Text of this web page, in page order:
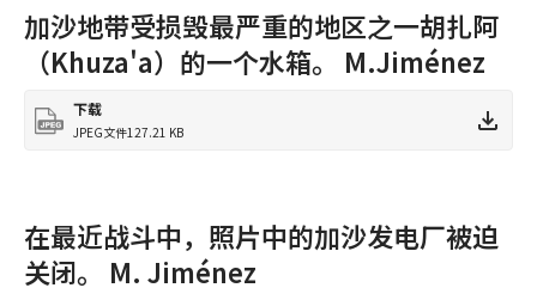
加沙地带受损毁最严重的地区之一胡扎阿
（Khuza'a）的一个水箱。 M.Jiménez
下载
JPEG文件127.21 KB
在最近战斗中，照片中的加沙发电厂被迫
关闭。 M. Jiménez